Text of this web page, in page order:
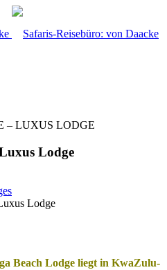
Lodge
Lodge
Beach Lodge liegt in KwaZulu-